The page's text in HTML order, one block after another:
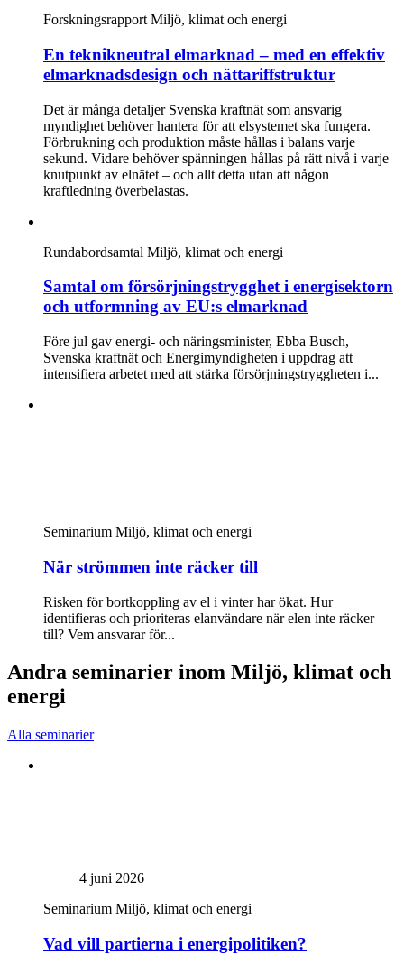
Forskningsrapport Miljö, klimat och energi
En teknikneutral elmarknad – med en effektiv
elmarknadsdesign och nättariffstruktur
Det är många detaljer Svenska kraftnät som ansvarig
myndighet behöver hantera för att elsystemet ska fungera.
Förbrukning och produktion måste hållas i balans varje
sekund. Vidare behöver spänningen hållas på rätt nivå i varje
knutpunkt av elnätet – och allt detta utan att någon
kraftledning överbelastas.
Rundabordsamtal Miljö, klimat och energi
Samtal om försörjningstrygghet i energisektorn
och utformning av EU:s elmarknad
Före jul gav energi- och näringsminister, Ebba Busch,
Svenska kraftnät och Energimyndigheten i uppdrag att
intensifiera arbetet med att stärka försörjningstryggheten i...
Seminarium Miljö, klimat och energi
När strömmen inte räcker till
Risken för bortkoppling av el i vinter har ökat. Hur
identifieras och prioriteras elanvändare när elen inte räcker
till? Vem ansvarar för...
Andra seminarier inom Miljö, klimat och
energi
Alla seminarier
4 juni 2026
Seminarium Miljö, klimat och energi
Vad vill partierna i energipolitiken?